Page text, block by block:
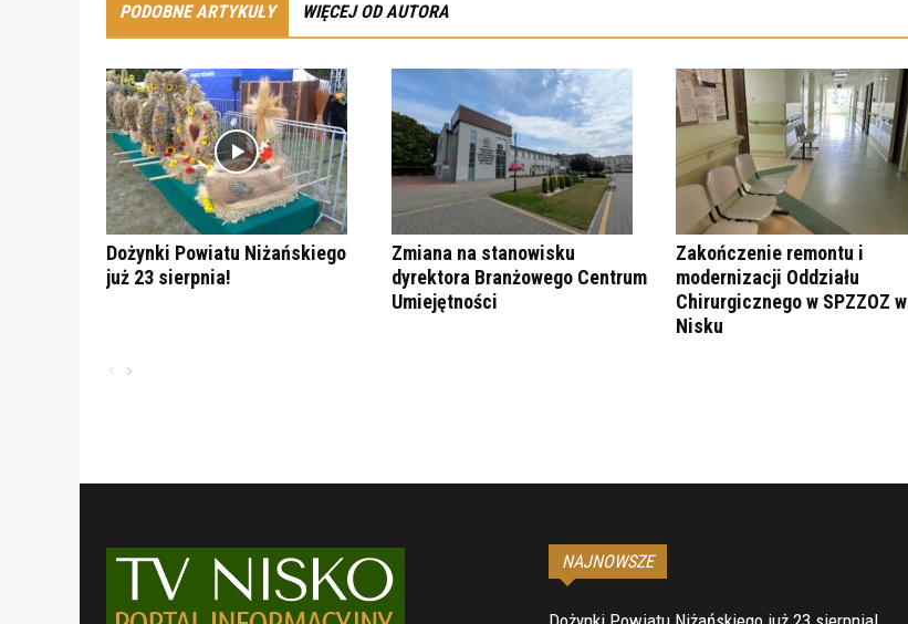
PODOBNE ARTYKUŁY WIĘCEJ OD AUTORA
Dożynki Powiatu Niżańskiego
już 23 sierpnia!
Zmiana na stanowisku
dyrektora Branżowego Centrum
Umiejętności
Zakończenie remontu i
modernizacji Oddziału
Chirurgicznego w SPZZOZ w
Nisku
NAJNOWSZE